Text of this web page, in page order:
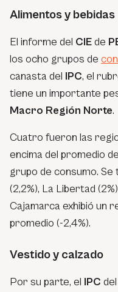
Alimentos y bebidas
El informe del CIEde
los ocho grupos de
canasta del IPC, el
tiene un importante
Macro Región Norte.
Cuatro fueron las
encima del promedio
grupo de consumo. Se
(2,2%), La Libertad
Cajamarca exhibió un
promedio (-2,4%).
Vestido y calzado
Por su parte, el IPC